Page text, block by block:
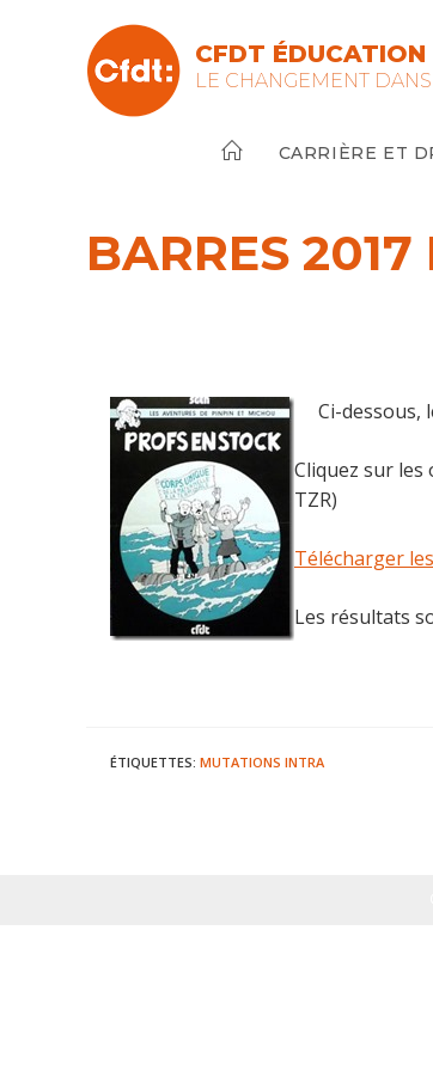
CFDT ÉDUCATION
LE CHANGEMENT
CARRIÈRE ET
BARRES
Ci-dessous,
Cliquez sur les
TZR)
Télécharger
Les résultats
ÉTIQUETTES: MUTATIONS INTRA